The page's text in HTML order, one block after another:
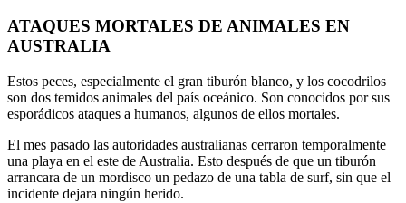
ATAQUES MORTALES DE ANIMALES EN
AUSTRALIA
Estos peces, especialmente el gran tiburón blanco, y los cocodrilos
son dos temidos animales del país oceánico. Son conocidos por sus
esporádicos ataques a humanos, algunos de ellos mortales.
El mes pasado las autoridades australianas cerraron temporalmente
una playa en el este de Australia. Esto después de que un tiburón
arrancara de un mordisco un pedazo de una tabla de surf, sin que el
incidente dejara ningún herido.